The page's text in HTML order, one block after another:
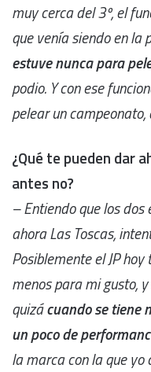
muy cerca del 3º, el
que venía siendo en
estuve nunca para
podio. Y con ese
pelear un
¿Qué te pueden dar
antes no?
– Entiendo que los dos
ahora Las Toscas,
Posiblemente el JP
menos para mi gusto,
quizácuando se tiene
un poco de
la marca con la que yo